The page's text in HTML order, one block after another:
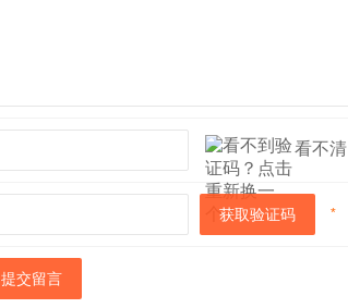
看不清
获取验证码 *
提交留言